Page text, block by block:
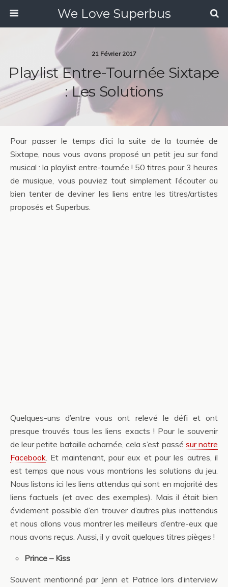
We Love Superbus
21 Février 2017
Playlist Entre-Tournée Sixtape
: Les Solutions
Pour passer le temps d’ici la suite de la tournée de
Sixtape, nous vous avons proposé un petit jeu sur fond
musical : la playlist entre-tournée ! 50 titres pour 3 heures
de musique, vous pouviez tout simplement l’écouter ou
bien tenter de deviner les liens entre les titres/artistes
proposés et Superbus.
Quelques-uns d’entre vous ont relevé le défi et ont
presque trouvés tous les liens exacts ! Pour le souvenir
de leur petite bataille acharnée, cela s’est passé sur notre
Facebook. Et maintenant, pour eux et pour les autres, il
est temps que nous vous montrions les solutions du jeu.
Nous listons ici les liens attendus qui sont en majorité des
liens factuels (et avec des exemples). Mais il était bien
évidement possible d’en trouver d’autres plus inattendus
et nous allons vous montrer les meilleurs d’entre-eux que
nous avons reçus. Aussi, il y avait quelques titres pièges !
Prince – Kiss
Souvent mentionné par Jenn et Patrice lors d’interview